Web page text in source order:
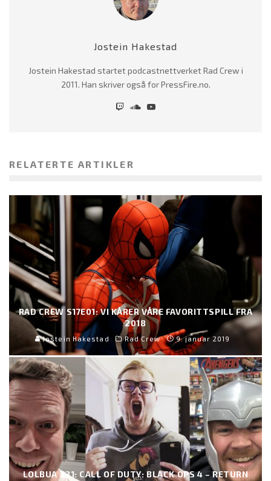
Jostein Hakestad
Jostein Hakestad startet podcastnettverket Rad Crew i
2011. Han skriver også for PressFire.no.
RELATERTE ARTIKLER
RAD CREW S17E01: VI KÅRER VÅRE FAVORITTSPILL FRA
2018
Jostein Hakestad Rad Crew 9. januar 2019
LOLBUA 231: CALL OF DUTY: BLACK OPS 4 – RETURN